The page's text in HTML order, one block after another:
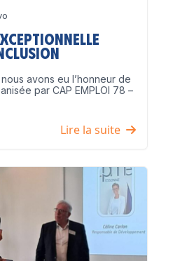
avons eu l’honneur de
par CAP EMPLOI 78 –
Lire la suite